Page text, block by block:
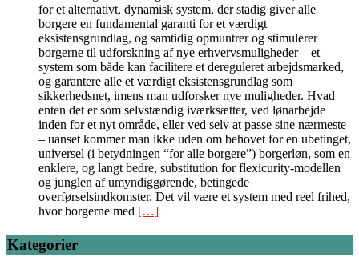
for et alternativt, dynamisk system, der stadig giver alle
borgere en fundamental garanti for et værdigt
eksistensgrundlag, og samtidig opmuntrer og stimulerer
borgerne til udforskning af nye erhvervsmuligheder – et
system som både kan facilitere et dereguleret arbejdsmarked,
og garantere alle et værdigt eksistensgrundlag som
sikkerhedsnet, imens man udforsker nye muligheder. Hvad
enten det er som selvstændig iværksætter, ved lønarbejde
inden for et nyt område, eller ved selv at passe sine nærmeste
– uanset kommer man ikke uden om behovet for en ubetinget,
universel (i betydningen “for alle borgere”) borgerløn, som en
enklere, og langt bedre, substitution for flexicurity-modellen
og junglen af umyndiggørende, betingede
overførselsindkomster. Det vil være et system med reel frihed,
hvor borgerne med […]
Kategorier